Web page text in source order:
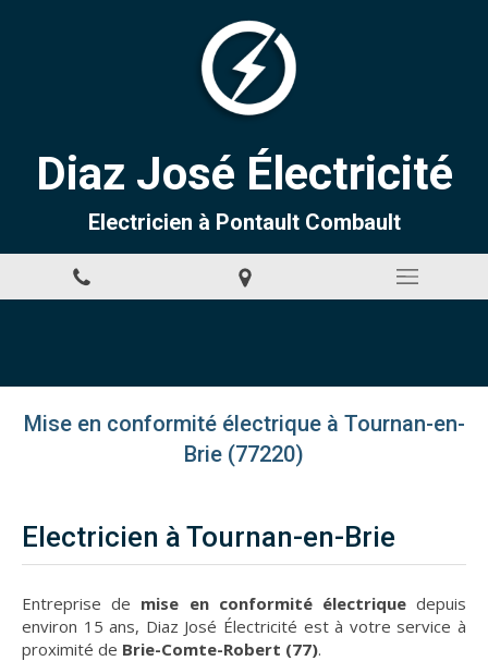
Diaz José Électricité
Electricien à Pontault Combault
Mise en conformité électrique à Tournan-en-
Brie (77220)
Electricien à Tournan-en-Brie
Entreprise de mise en conformité électriquedepuis
environ 15 ans, Diaz José Électricité est à votre service à
proximité de Brie-Comte-Robert (77).